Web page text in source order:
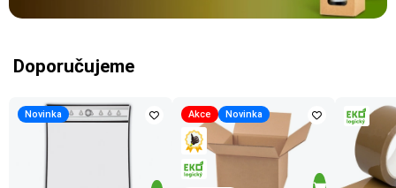
Doporučujeme
Novinka Akce Novinka